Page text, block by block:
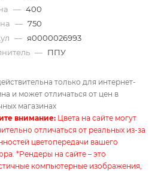
— 400
— 750
— я0000026993
— ППУ
только для интернет-
и может отличаться от цен в
магазинах
внимание: Цвета на сайте могут
отличаться от реальных из-за
цветопередачи вашего
*Рендеры на сайте – это
компьютерные изображения,